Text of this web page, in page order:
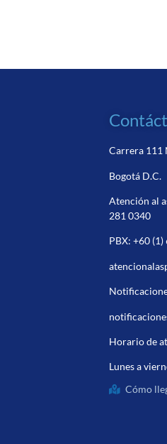
Carrera 111
Bogotá D.C.
Atención al
281 0340
PBX:+60 (1)
Horario de
Lunes a
Cómo